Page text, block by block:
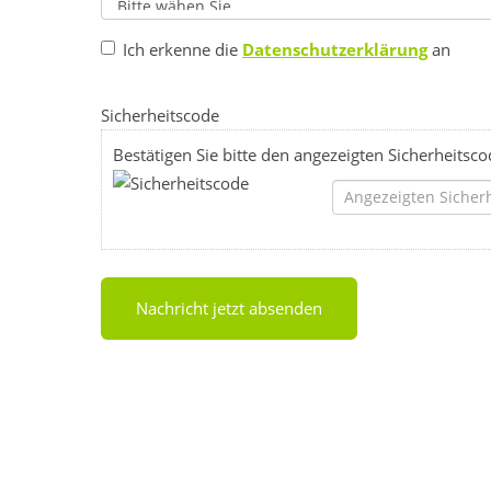
Ich erkenne die Datenschutzerklärungan
Sicherheitscode
Bestätigen Sie bitte den angezeigten
Nachricht jetzt absenden